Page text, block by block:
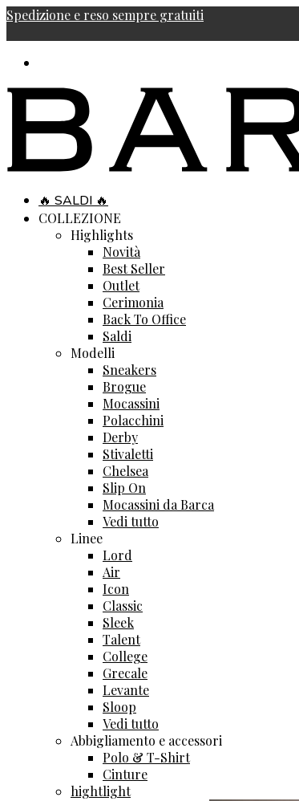
Spedizione e reso sempre gratuiti
🔥 SALDI 🔥
COLLEZIONE
Highlights
Novità
Best Seller
Outlet
Cerimonia
Back To Office
Saldi
Modelli
Sneakers
Brogue
Mocassini
Polacchini
Derby
Stivaletti
Chelsea
Slip On
Mocassini da Barca
Vedi tutto
Linee
Lord
Air
Icon
Classic
Sleek
Talent
College
Grecale
Levante
Sloop
Vedi tutto
Abbigliamento e accessori
Polo & T-Shirt
Cinture
hightlight